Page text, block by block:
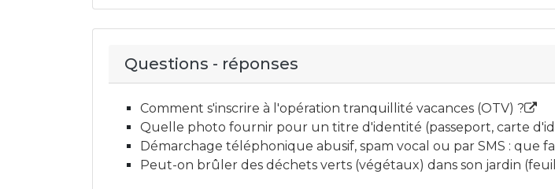
Questions - réponses
Comment s'inscrire à l'opération tranquillité vacances (OTV) ?
Quelle photo fournir pour un titre d'identité (passeport, carte
Démarchage téléphonique abusif, spam vocal ou par SMS : que
Peut-on brûler des déchets verts (végétaux) dans son jardin